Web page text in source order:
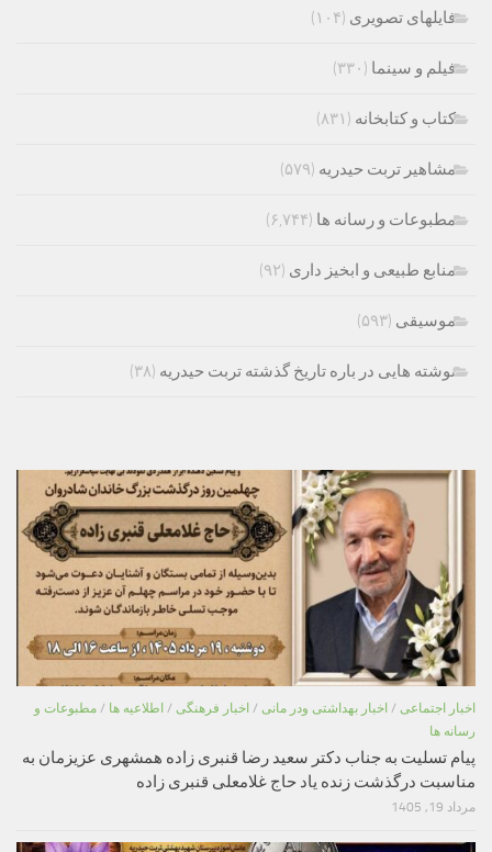
فایلهای تصویری (۱۰۴)
فیلم و سینما (۳۳۰)
کتاب و کتابخانه (۸۳۱)
مشاهیر تربت حیدریه (۵۷۹)
مطبوعات و رسانه ها (۶,۷۴۴)
منابع طبیعی و ابخیز داری (۹۲)
موسیقی (۵۹۳)
نوشته هایی در باره تاریخ گذشته تربت حیدریه (۳۸)
اخبار اجتماعی / اخبار بهداشتی ودر مانی / اخبار فرهنگی / اطلاعیه ها / مطبوعات و
رسانه ها
پیام تسلیت به جناب دکتر سعید رضا قنبری زاده همشهری عزیزمان به
مناسبت درگذشت زنده یاد حاج غلامعلی قنبری زاده
مرداد 19, 1405